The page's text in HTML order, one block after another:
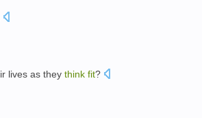
lives as they think fit?